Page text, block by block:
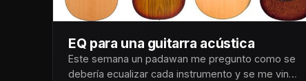
EQ para una guitarra acústica
Este semana un padawan me pregunto como se
debería ecualizar cada instrumento y se me vino